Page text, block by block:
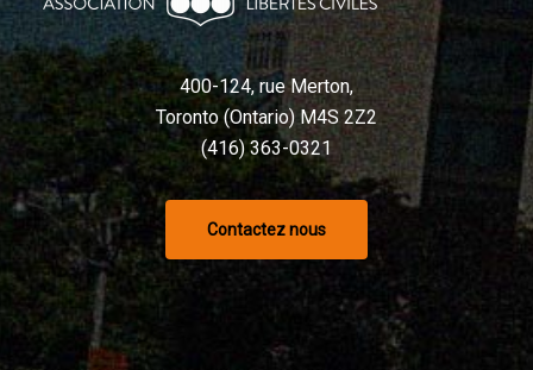
400-124, rue Merton,
Toronto (Ontario) M4S 2Z2
(416) 363-0321
Contactez nous